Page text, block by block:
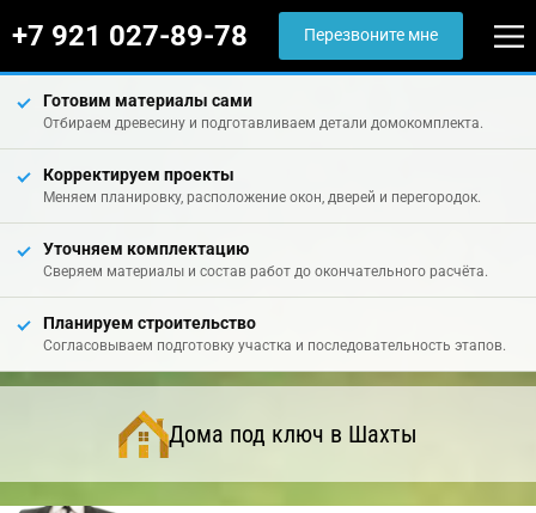
+7 921 027-89-78 Перезвоните мне
Готовим материалы сами
Отбираем древесину и подготавливаем детали домокомплекта.
Корректируем проекты
Меняем планировку, расположение окон, дверей и перегородок.
Уточняем комплектацию
Сверяем материалы и состав работ до окончательного расчёта.
Планируем строительство
Согласовываем подготовку участка и последовательность этапов.
Дома под ключ в Шахты